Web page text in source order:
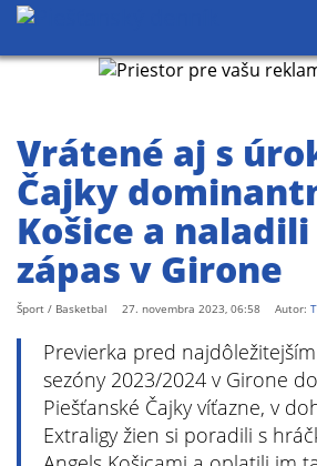
Vrátené aj s
Čajky
Košice a naladili
zápas v Girone
Šport / Basketbal 27. novembra 2023, 06:58 Autor:
Previerka pred
sezóny 2023/2024 v Girone
Piešťanské Čajky víťazne, v
Extraligy žien si poradili s